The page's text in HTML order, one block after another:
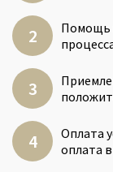
Помощь
Оплата
оплата